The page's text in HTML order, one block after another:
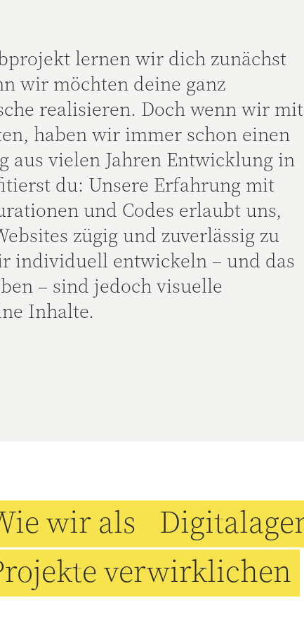
lernen wir dich zunächst
wir möchten deine ganz
realisieren. Doch wenn wir mit
haben wir immer schon einen
aus vielen Jahren Entwicklung in
du: Unsere Erfahrung mit
und Codes erlaubt uns,
zügig und zuverlässig zu
individuell entwickeln – und das
– sind jedoch visuelle
Inhalte.
wir als
verwirklichen